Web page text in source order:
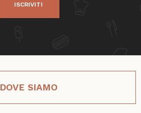
ISCRIVITI
DOVE SIAMO